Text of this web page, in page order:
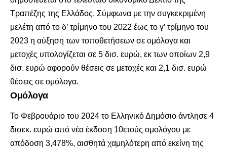
Τραπέζης της Ελλάδος. Σύμφωνα με την συγκεκριμένη
μελέτη από το δ’ τρίμηνο του 2022 έως το γ’ τρίμηνο του
2023 η αύξηση των τοποθετήσεων σε ομόλογα και
μετοχές υπολογίζεται σε 5 δισ. ευρώ, εκ των οποίων 2,9
δισ. ευρώ αφορούν θέσεις σε μετοχές και 2,1 δισ. ευρώ
θέσεις σε ομόλογα.
Ομόλογα
Το Φεβρουάριο του 2024 το Ελληνικό Δημόσιο άντλησε 4
δισεκ. ευρώ από νέα έκδοση 10ετούς ομολόγου με
απόδοση 3,478%, αισθητά χαμηλότερη από εκείνη της